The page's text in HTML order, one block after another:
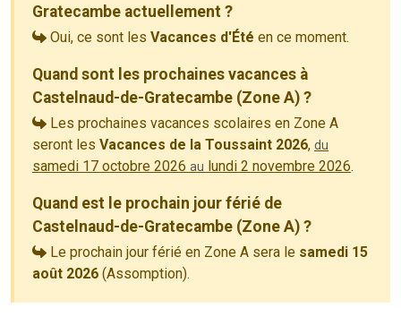
Gratecambe actuellement ?
Oui, ce sont les Vacances d'Été en ce moment.
Quand sont les prochaines vacances à
Castelnaud-de-Gratecambe (Zone A) ?
Les prochaines vacances scolaires en Zone A
seront les Vacances de la Toussaint 2026, du
samedi 17 octobre 2026 au lundi 2 novembre 2026.
Quand est le prochain jour férié de
Castelnaud-de-Gratecambe (Zone A) ?
Le prochain jour férié en Zone A sera le samedi 15
août 2026 (Assomption).